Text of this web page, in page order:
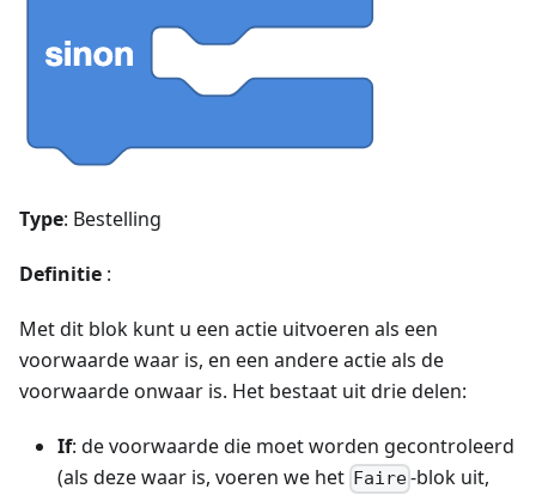
Type: Bestelling
Definitie :
Met dit blok kunt u een actie uitvoeren als een
voorwaarde waar is, en een andere actie als de
voorwaarde onwaar is. Het bestaat uit drie delen:
If: de voorwaarde die moet worden gecontroleerd
(als deze waar is, voeren we het Faire-blok uit,